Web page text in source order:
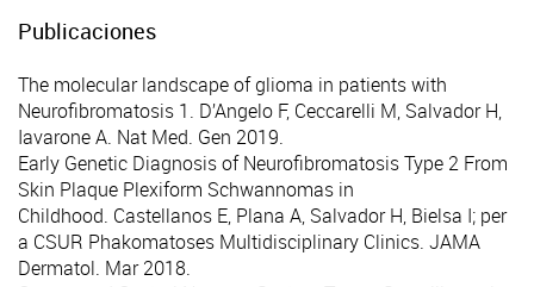
Publicaciones
The molecular landscape of glioma in patients with
Neurofibromatosis 1. D’Angelo F, Ceccarelli M, Salvador H,
Iavarone A. Nat Med. Gen 2019.
Early Genetic Diagnosis of Neurofibromatosis Type 2 From
Skin Plaque Plexiform Schwannomas in
Childhood. Castellanos E, Plana A, Salvador H, Bielsa I; per
a CSUR Phakomatoses Multidisciplinary Clinics. JAMA
Dermatol. Mar 2018.